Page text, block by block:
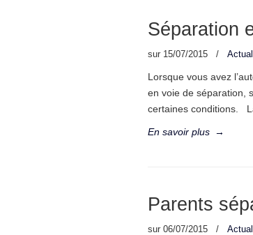
Séparation
sur 15/07/2015 /
Lorsque vous avez
en voie de séparation,
certaines conditions.
En savoir plus →
Parents
sur 06/07/2015 /